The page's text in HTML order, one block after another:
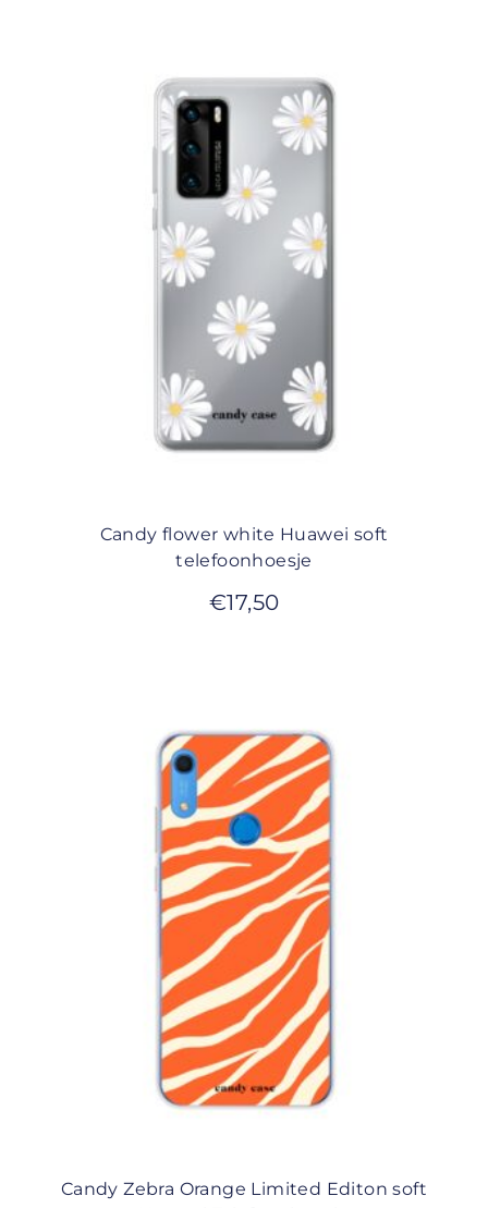
Candy flower white Huawei soft
telefoonhoesje
€17,50
Candy Zebra Orange Limited Editon soft